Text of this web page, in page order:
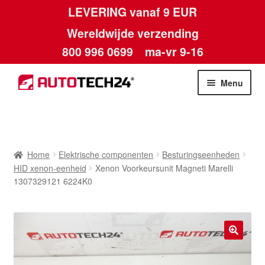
LEVERING vanaf 9 EUR
Wereldwijde verzending
800 996 0699 ma-vr 9-16
Ga
door
Ga
naar
Menu
Algemene voorwaarden
Betalingen
Contact
Home Elektrische componenten
Besturingseenheden
HID xenon-eenheid
Xenon Voorkeursunit Magneti Marelli
1307329121 6224K0